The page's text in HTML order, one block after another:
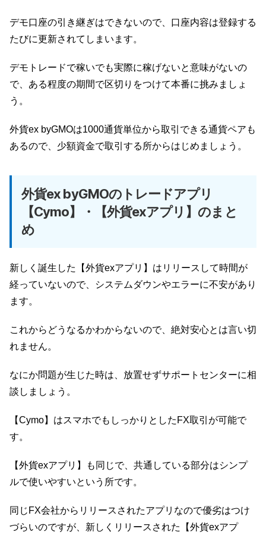
デモ口座の引き継ぎはできないので、口座内容は登録する
たびに更新されてしまいます。
デモトレードで稼いでも実際に稼げないと意味がないの
で、ある程度の期間で区切りをつけて本番に挑みましょ
う。
外貨ex byGMOは1000通貨単位から取引できる通貨ペアも
あるので、少額資金で取引する所からはじめましょう。
外貨ex byGMOのトレードアプリ
【Cymo】・【外貨exアプリ】のまと
め
新しく誕生した【外貨exアプリ】はリリースして時間が
経っていないので、システムダウンやエラーに不安があり
ます。
これからどうなるかわからないので、絶対安心とは言い切
れません。
なにか問題が生じた時は、放置せずサポートセンターに相
談しましょう。
【Cymo】はスマホでもしっかりとしたFX取引が可能で
す。
【外貨exアプリ】も同じで、共通している部分はシンプ
ルで使いやすいという所です。
同じFX会社からリリースされたアプリなので優劣はつけ
づらいのですが、新しくリリースされた【外貨exアプ